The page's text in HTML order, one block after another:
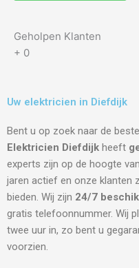
Geholpen Klanten
+ 0
Uw elektricien in Diefdijk
Bent u op zoek naar de beste
Elektricien Diefdijk heeft
experts zijn op de hoogte
jaren actief en onze klanten
bieden. Wij zijn 24/7
gratis telefoonnummer. Wij
twee uur in, zo bent u
voorzien.